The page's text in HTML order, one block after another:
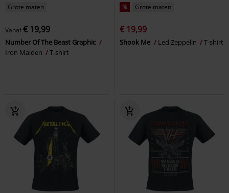
Grote maten
Vanaf€ 19,99
Number Of The Beast Graphic
Iron Maiden
T-shirt
% Grote maten
€ 19,99
Shook Me Led Zeppelin T-shirt